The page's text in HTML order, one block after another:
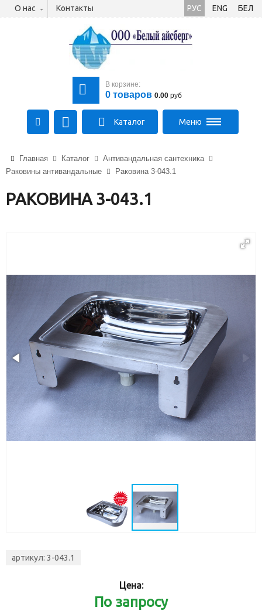
О нас Контакты РУС ENG БЕЛ
В корзине:
0 товаров 0.00 руб
+375 (29) 710-23-43
+375 (33) 315-03-03
aysberg-sales@yandex.by
Каталог Меню
Главная Каталог
Антивандальная сантехника
Раковины антивандальные
Раковина 3-043.1
РАКОВИНА 3-043.1
артикул: 3-043.1
Цена:
По запросу